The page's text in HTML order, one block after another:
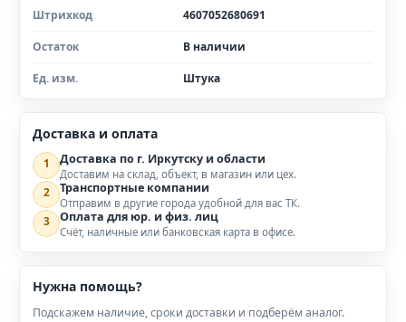
Штрихкод 4607052680691
Остаток В наличии
Ед. изм. Штука
Доставка и оплата
1 Доставка по г. Иркутску и области
Доставим на склад, объект, в магазин или цех.
2 Транспортные компании
Отправим в другие города удобной для вас ТК.
3 Оплата для юр. и физ. лиц
Счёт, наличные или банковская карта в офисе.
Нужна помощь?
Подскажем наличие, сроки доставки и подберём аналог.